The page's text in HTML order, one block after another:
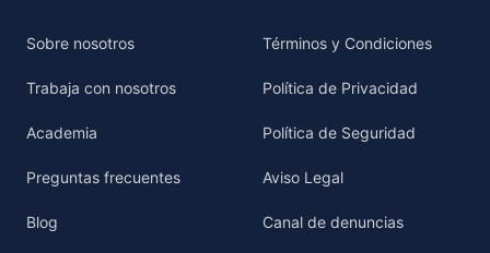
Sobre nosotros
Trabaja con nosotros
Academia
Preguntas frecuentes
Blog
Términos y Condiciones
Política de Privacidad
Política de Seguridad
Aviso Legal
Canal de denuncias